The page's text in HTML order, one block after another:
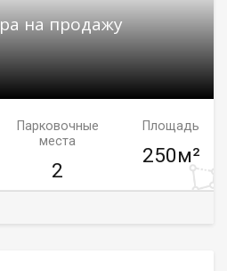
на продажу
Парковочные
места
2
Площадь
250м²